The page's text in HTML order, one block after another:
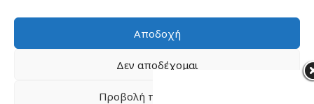
Αποδοχή
Δεν αποδέχομαι
Προβολή προτιμήσεων
© Copyright 2026, All Rights Reserved |TOP fm 102.4